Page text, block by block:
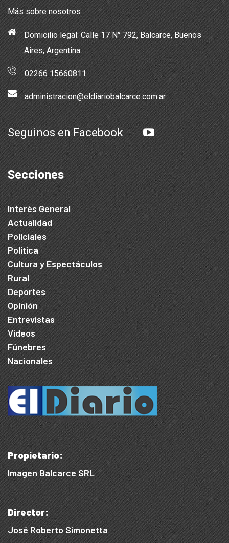
Más sobre nosotros
Domicilio legal: Calle 17 N° 792, Balcarce, Buenos
Aires, Argentina
02266 15660811
administracion@eldiariobalcarce.com.ar
Seguinos en Facebook
Secciones
Interés General
Actualidad
Policiales
Política
Cultura y Espectáculos
Rural
Deportes
Opinión
Entrevistas
Videos
Fúnebres
Nacionales
Propietario:
Imagen Balcarce SRL
Director:
José Roberto Simonetta